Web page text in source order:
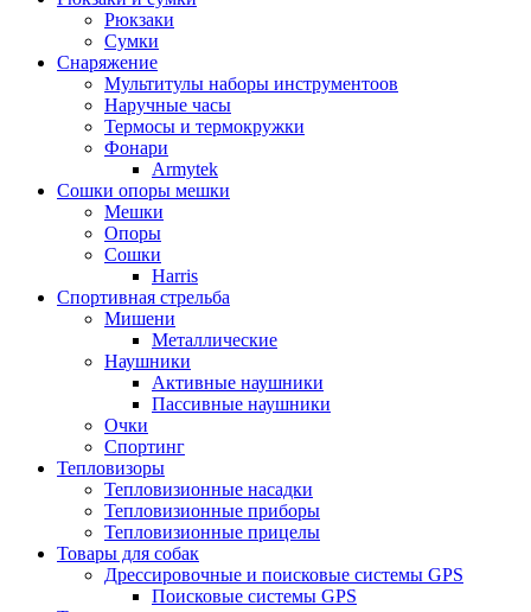
Рюкзаки
Сумки
Снаряжение
Мультитулы наборы инструментоов
Наручные часы
Термосы и термокружки
Фонари
Armytek
Сошки опоры мешки
Мешки
Опоры
Сошки
Harris
Спортивная стрельба
Мишени
Металлические
Наушники
Активные наушники
Пассивные наушники
Очки
Спортинг
Тепловизоры
Тепловизионные насадки
Тепловизионные приборы
Тепловизионные прицелы
Товары для собак
Дрессировочные и поисковые системы GPS
Поисковые системы GPS